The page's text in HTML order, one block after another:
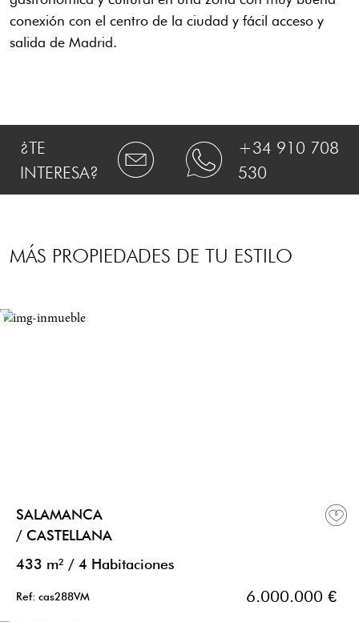
conexión con el centro de la ciudad y fácil acceso y
salida de Madrid.
¿TE
INTERESA?
+34 910 708
530
MÁS PROPIEDADES DE TU ESTILO
SALAMANCA
/ CASTELLANA
433 m² / 4 Habitaciones
Ref: cas288VM 6.000.000 €